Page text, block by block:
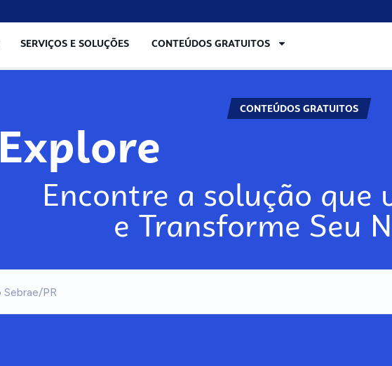
SERVIÇOS E SOLUÇÕES CONTEÚDOS GRATUITOS
CONTEÚDOS GRATUITOS
Explore
Encontre a solução que
e Transforme Seu